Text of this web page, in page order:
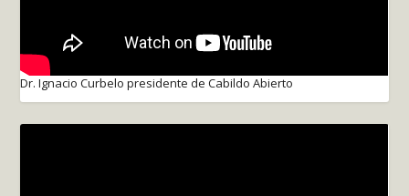
Dr. Ignacio Curbelo presidente de Cabildo Abierto